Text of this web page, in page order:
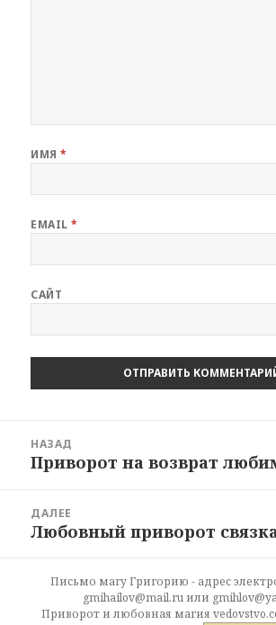
ИМЯ*
EMAIL*
САЙТ
записям
НАЗАД
Предыдущая
Приворот на возврат
ДАЛЕЕ
Следующая
Любовный приворот
Письмо магу Григорию - адрес
gmihailov@mail.ru или
Приворот и любовная магия